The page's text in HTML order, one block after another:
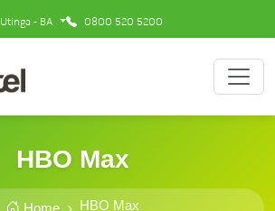
Utinga - BA 0800 520 5200
HBO Max
Home HBO Max